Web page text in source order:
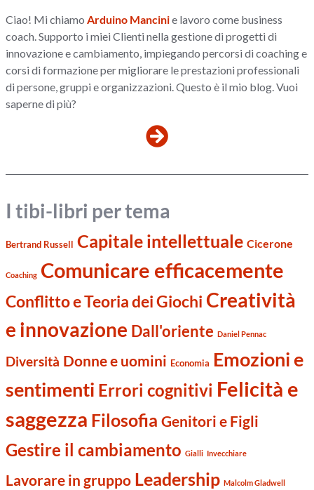
Ciao! Mi chiamo Arduino Mancinie lavoro come business
coach. Supporto i miei Clienti nella gestione di progetti di
innovazione e cambiamento, impiegando percorsi di coaching e
corsi di formazione per migliorare le prestazioni professionali
di persone, gruppi e organizzazioni. Questo è il mio blog. Vuoi
saperne di più?
I tibi-libri per tema
Bertrand Russell Capitale intellettuale Cicerone
Coaching Comunicare efficacemente
Conflitto e Teoria dei Giochi Creatività
e innovazione Dall'oriente Daniel Pennac
Diversità Donne e uomini Economia Emozioni e
sentimenti Errori cognitivi Felicità e
saggezza Filosofia Genitori e Figli
Gestire il cambiamento Gialli Invecchiare
Lavorare in gruppo Leadership Malcolm Gladwell